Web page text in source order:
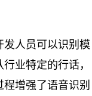
人员可以识别模
业特定的行话，
增强了语音识别